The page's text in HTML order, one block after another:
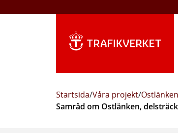
Startsida/Våra projekt/
Samråd om Ostlänken,